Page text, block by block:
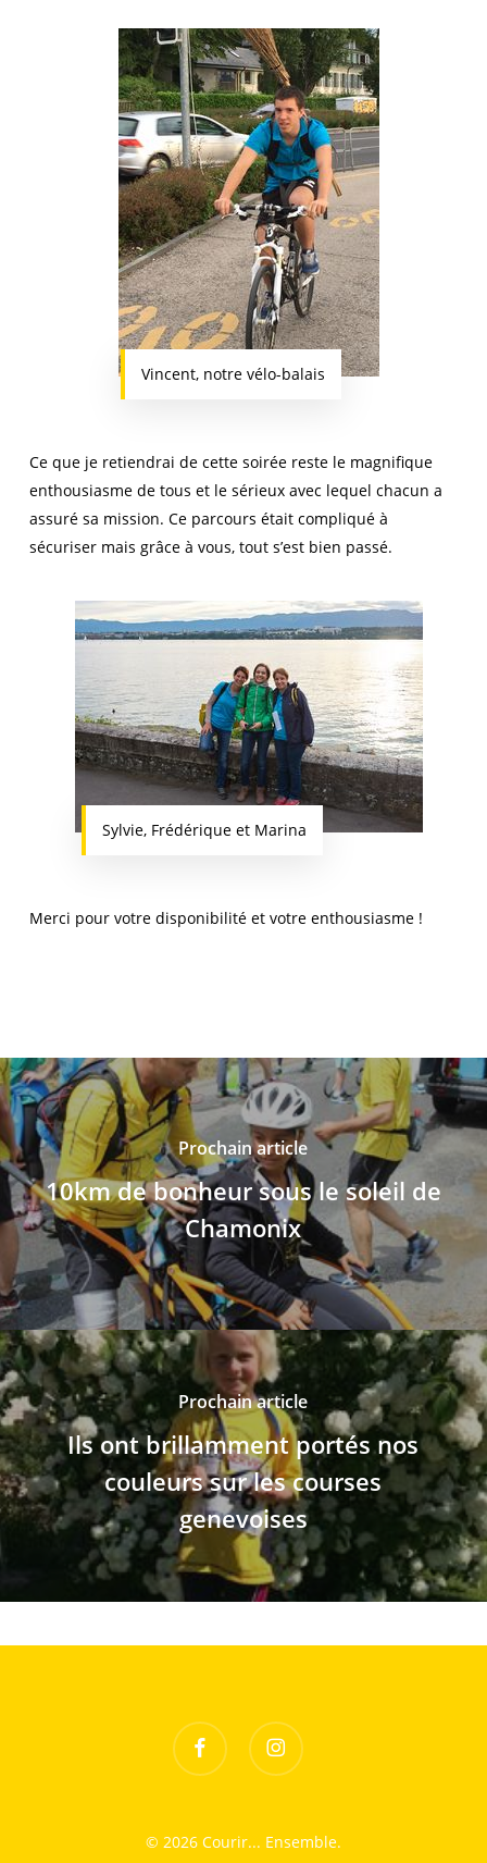
Vincent, notre vélo-balais
Ce que je retiendrai de cette soirée reste le magnifique
enthousiasme de tous et le sérieux avec lequel chacun a
assuré sa mission. Ce parcours était compliqué à
sécuriser mais grâce à vous, tout s’est bien passé.
Sylvie, Frédérique et Marina
Merci pour votre disponibilité et votre enthousiasme !
Prochain article
10km de bonheur sous le soleil de
Chamonix
Prochain article
Ils ont brillamment portés nos
couleurs sur les courses
genevoises
facebook instagram
© 2026 Courir... Ensemble.